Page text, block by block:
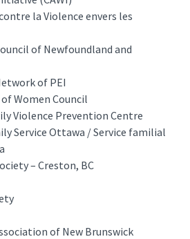
la Violence envers les
of Newfoundland and
of PEI
Women Council
Violence Prevention Centre
Service Ottawa / Service familial
– Creston, BC
of New Brunswick